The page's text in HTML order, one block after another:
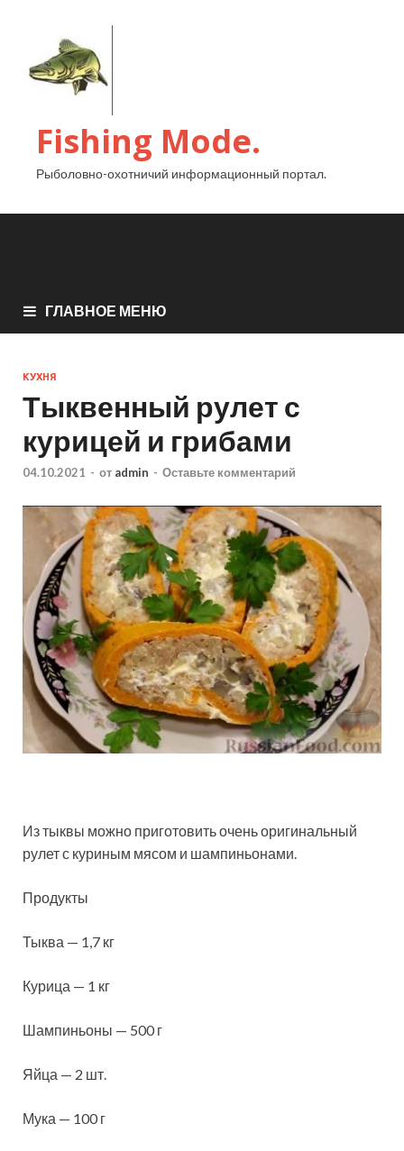
Fishing Mode.
Рыболовно-охотничий информационный портал.
ГЛАВНОЕ МЕНЮ
КУХНЯ
Тыквенный рулет с
курицей и грибами
04.10.2021 - от admin - Оставьте комментарий
Из тыквы можно приготовить очень оригинальный
рулет с куриным мясом и шампиньонами.
Продукты
Тыква — 1,7 кг
Курица — 1 кг
Шампиньоны — 500 г
Яйца — 2 шт.
Мука — 100 г